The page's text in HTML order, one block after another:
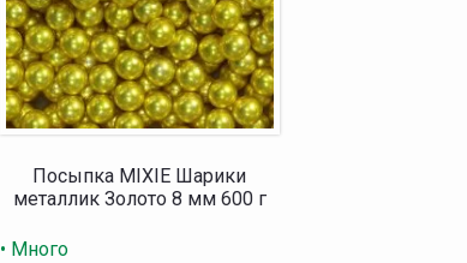
Посыпка MIXIE Шарики
металлик Золото 8 мм 600 г
• Много